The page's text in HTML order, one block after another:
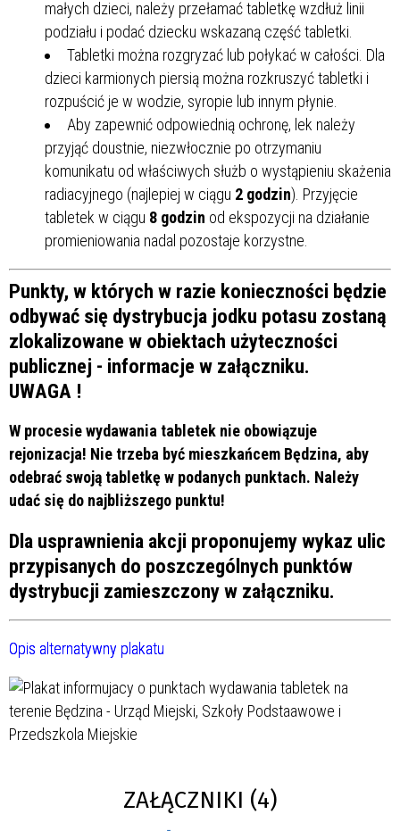
małych dzieci, należy przełamać tabletkę wzdłuż linii
podziału i podać dziecku wskazaną część tabletki.
Tabletki można rozgryzać lub połykać w całości. Dla
dzieci karmionych piersią można rozkruszyć tabletki i
rozpuścić je w wodzie, syropie lub innym płynie.
Aby zapewnić odpowiednią ochronę, lek należy
przyjąć doustnie, niezwłocznie po otrzymaniu
komunikatu od właściwych służb o wystąpieniu skażenia
radiacyjnego (najlepiej w ciągu 2 godzin). Przyjęcie
tabletek w ciągu 8 godzin od ekspozycji na działanie
promieniowania nadal pozostaje korzystne.
Punkty, w których w razie konieczności będzie
odbywać się dystrybucja jodku potasu zostaną
zlokalizowane w obiektach użyteczności
publicznej - informacje w załączniku.
UWAGA !
W procesie wydawania tabletek nie obowiązuje
rejonizacja! Nie trzeba być mieszkańcem Będzina, aby
odebrać swoją tabletkę w podanych punktach. Należy
udać się do najbliższego punktu!
Dla usprawnienia akcji proponujemy wykaz ulic
przypisanych do poszczególnych punktów
dystrybucji zamieszczony w załączniku.
Opis alternatywny plakatu
ZAŁĄCZNIKI (4)